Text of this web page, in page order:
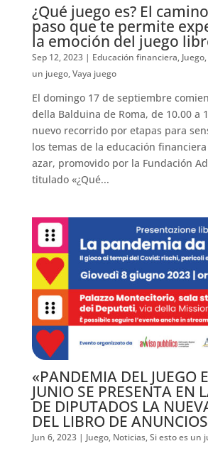
¿Qué juego es? El
paso que te permite
la emoción del juego
Sep 12, 2023| Educación financiera, Juego,
un juego,Vaya juego
El domingo 17 de septiembre
della Balduina de Roma, de 10.00 a
nuevo recorrido por etapas para
los temas de la educación
azar, promovido por la Fundación
titulado «¿Qué...
«PANDEMIA DEL JUEGO
JUNIO SE PRESENTA EN
DE DIPUTADOS LA
DEL LIBRO DE
Jun 6, 2023| Juego, Noticias,Si esto es un